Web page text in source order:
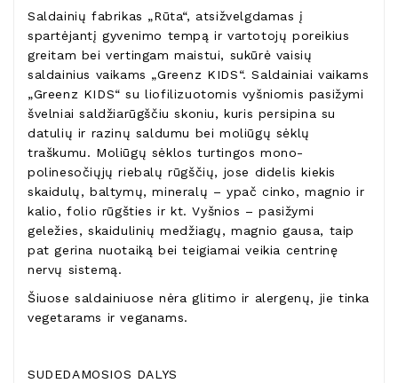
Saldainių fabrikas „Rūta“, atsižvelgdamas į
spartėjantį gyvenimo tempą ir vartotojų poreikius
greitam bei vertingam maistui, sukūrė vaisių
saldainius vaikams „Greenz KIDS“. Saldainiai vaikams
„Greenz KIDS“ su liofilizuotomis vyšniomis pasižymi
švelniai saldžiarūgščiu skoniu, kuris persipina su
datulių ir razinų saldumu bei moliūgų sėklų
traškumu. Moliūgų sėklos turtingos mono-
polinesočiųjų riebalų rūgščių, jose didelis kiekis
skaidulų, baltymų, mineralų – ypač cinko, magnio ir
kalio, folio rūgšties ir kt. Vyšnios – pasižymi
geležies, skaidulinių medžiagų, magnio gausa, taip
pat gerina nuotaiką bei teigiamai veikia centrinę
nervų sistemą.
Šiuose saldainiuose nėra glitimo ir alergenų, jie tinka
vegetarams ir veganams.
SUDEDAMOSIOS DALYS